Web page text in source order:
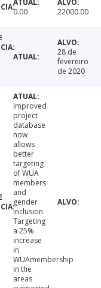
0.00 22000.00
28 de
fevereiro
de 2020
Improved
project
database
now
allows
better
targeting
of WUA
members
and
gender
inclusion.
Targeting
a 25%
increase
in
WUAmembership
in the
areas